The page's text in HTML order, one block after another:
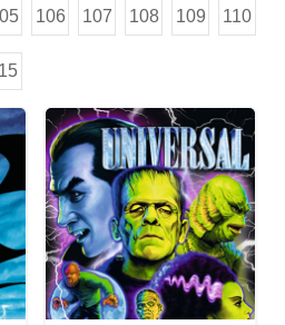
106 107 108 109 110